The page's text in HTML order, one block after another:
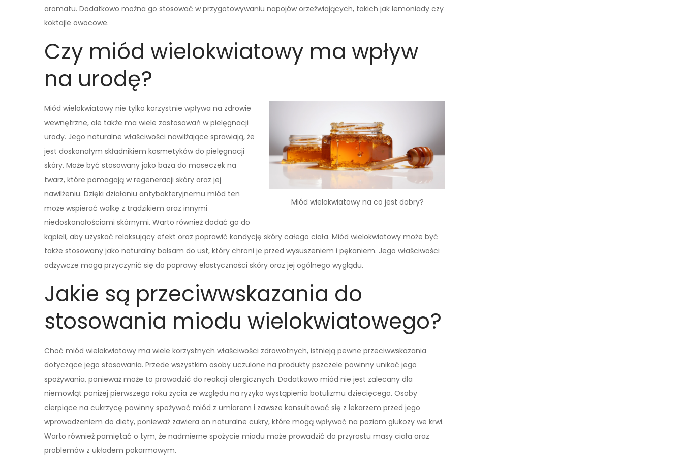
aromatu. Dodatkowo można go stosować w przygotowywaniu napojów orzeźwiających, takich jak lemoniady czy
koktajle owocowe.
Czy miód wielokwiatowy ma wpływ
na urodę?
Miód wielokwiatowy na co jest dobry?
Miód wielokwiatowy nie tylko korzystnie wpływa na zdrowie
wewnętrzne, ale także ma wiele zastosowań w pielęgnacji
urody. Jego naturalne właściwości nawilżające sprawiają, że
jest doskonałym składnikiem kosmetyków do pielęgnacji
skóry. Może być stosowany jako baza do maseczek na
twarz, które pomagają w regeneracji skóry oraz jej
nawilżeniu. Dzięki działaniu antybakteryjnemu miód ten
może wspierać walkę z trądzikiem oraz innymi
niedoskonałościami skórnymi. Warto również dodać go do
kąpieli, aby uzyskać relaksujący efekt oraz poprawić kondycję skóry całego ciała. Miód wielokwiatowy może być
także stosowany jako naturalny balsam do ust, który chroni je przed wysuszeniem i pękaniem. Jego właściwości
odżywcze mogą przyczynić się do poprawy elastyczności skóry oraz jej ogólnego wyglądu.
Jakie są przeciwwskazania do
stosowania miodu wielokwiatowego?
Choć miód wielokwiatowy ma wiele korzystnych właściwości zdrowotnych, istnieją pewne przeciwwskazania
dotyczące jego stosowania. Przede wszystkim osoby uczulone na produkty pszczele powinny unikać jego
spożywania, ponieważ może to prowadzić do reakcji alergicznych. Dodatkowo miód nie jest zalecany dla
niemowląt poniżej pierwszego roku życia ze względu na ryzyko wystąpienia botulizmu dziecięcego. Osoby
cierpiące na cukrzycę powinny spożywać miód z umiarem i zawsze konsultować się z lekarzem przed jego
wprowadzeniem do diety, ponieważ zawiera on naturalne cukry, które mogą wpływać na poziom glukozy we krwi.
Warto również pamiętać o tym, że nadmierne spożycie miodu może prowadzić do przyrostu masy ciała oraz
problemów z układem pokarmowym.